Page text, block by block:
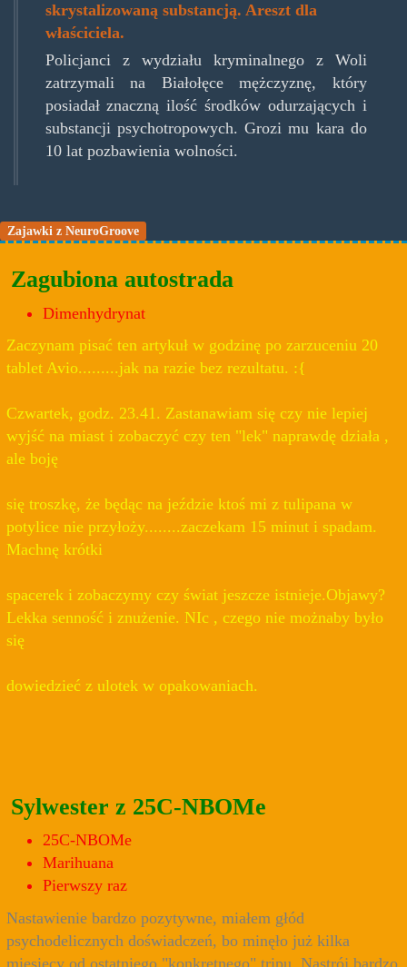
skrystalizowaną substancją. Areszt dla
właściciela.
Policjanci z wydziału kryminalnego z Woli
zatrzymali na Białołęce mężczyznę, który
posiadał znaczną ilość środków odurzających i
substancji psychotropowych. Grozi mu kara do
10 lat pozbawienia wolności.
Zajawki z NeuroGroove
Zagubiona autostrada
Dimenhydrynat
Zaczynam pisać ten artykuł w godzinę po zarzuceniu 20
tablet Avio.........jak na razie bez rezultatu. :{
Czwartek, godz. 23.41. Zastanawiam się czy nie lepiej
wyjść na miast i zobaczyć czy ten "lek" naprawdę działa ,
ale boję
się troszkę, że będąc na jeździe ktoś mi z tulipana w
potylice nie przyłoży........zaczekam 15 minut i spadam.
Machnę krótki
spacerek i zobaczymy czy świat jeszcze istnieje.Objawy?
Lekka senność i znużenie. NIc , czego nie możnaby było
się
dowiedzieć z ulotek w opakowaniach.
Sylwester z 25C-NBOMe
25C-NBOMe
Marihuana
Pierwszy raz
Nastawienie bardzo pozytywne, miałem głód
psychodelicznych doświadczeń, bo minęło już kilka
miesięcy od ostatniego "konkretnego" tripu. Nastrój bardzo